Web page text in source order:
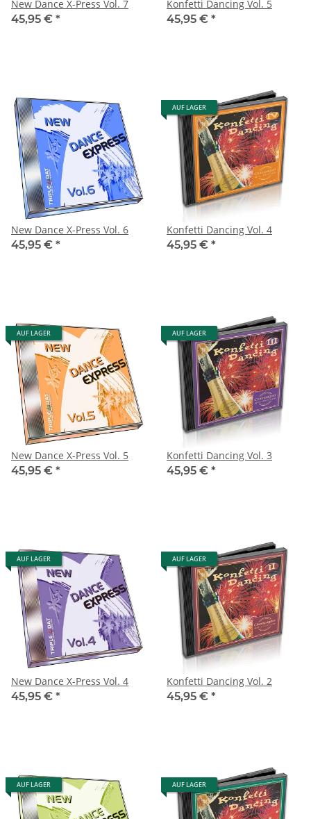
New Dance X-Press Vol. 7
45,95 € *
Konfetti Dancing Vol. 5
45,95 € *
New Dance X-Press Vol. 6
45,95 € *
AUF LAGER
Konfetti Dancing Vol. 4
45,95 € *
AUF LAGER
New Dance X-Press Vol. 5
45,95 € *
AUF LAGER
Konfetti Dancing Vol. 3
45,95 € *
AUF LAGER
New Dance X-Press Vol. 4
45,95 € *
AUF LAGER
Konfetti Dancing Vol. 2
45,95 € *
AUF LAGER AUF LAGER